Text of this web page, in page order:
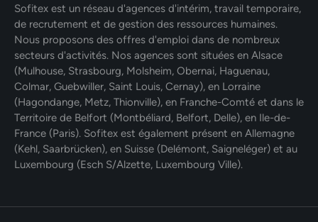
Sofitex est un réseau d'agences d'intérim, travail temporaire,
de recrutement et de gestion des ressources humaines.
Nous proposons des offres d'emploi dans de nombreux
secteurs d'activités. Nos agences sont situées en Alsace
(Mulhouse, Strasbourg, Molsheim, Obernai, Haguenau,
Colmar, Guebwiller, Saint Louis, Cernay), en Lorraine
(Hagondange, Metz, Thionville), en Franche-Comté et dans le
Territoire de Belfort (Montbéliard, Belfort, Delle), en Ile-de-
France (Paris). Sofitex est également présent en Allemagne
(Kehl, Saarbrücken), en Suisse (Delémont, Saigneléger) et au
Luxembourg (Esch S/Alzette, Luxembourg Ville).